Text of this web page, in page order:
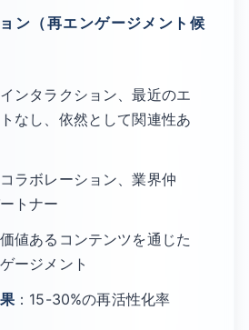
ン（再エンゲージメント候
インタラクション、最近のエ
なし、依然として関連性あ
コラボレーション、業界仲
トナー
値あるコンテンツを通じた
ージメント
：15-30%の再活性化率